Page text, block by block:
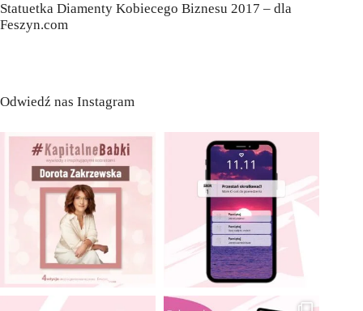
Statuetka Diamenty Kobiecego Biznesu 2017 – dla
Feszyn.com
Odwiedź nas Instagram